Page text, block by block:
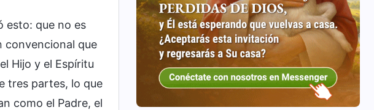
esto: que no es
convencional que
Hijo y el Espíritu
tres partes, lo que
como el Padre, el